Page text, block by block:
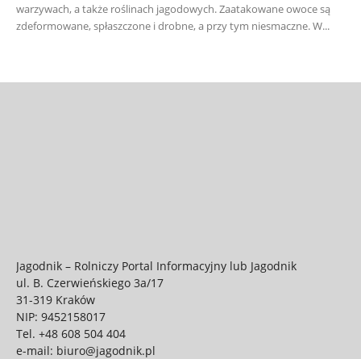
warzywach, a także roślinach jagodowych. Zaatakowane owoce są
zdeformowane, spłaszczone i drobne, a przy tym niesmaczne. W...
Jagodnik – Rolniczy Portal Informacyjny lub Jagodnik
ul. B. Czerwieńskiego 3a/17
31-319 Kraków
NIP: 9452158017
Tel. +48 608 504 404
e-mail: biuro@jagodnik.pl